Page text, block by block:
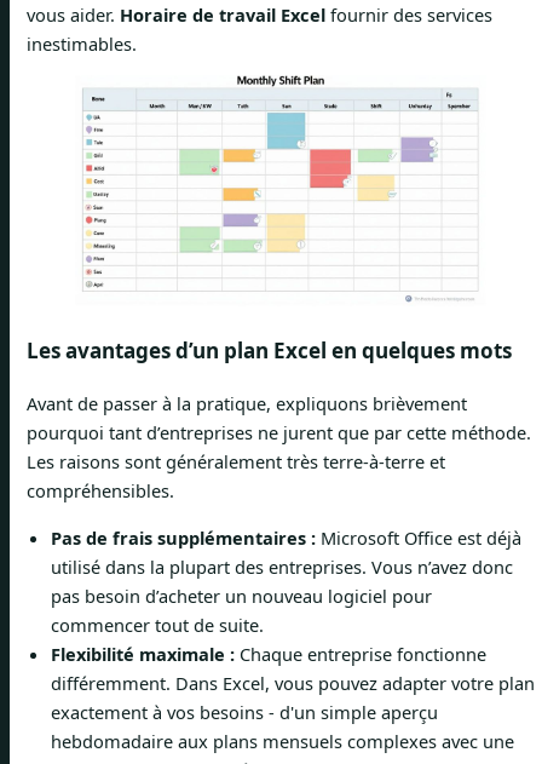
vous aider. Horaire de travail Excel fournir des services
inestimables.
Les avantages d’un plan Excel en quelques mots
Avant de passer à la pratique, expliquons brièvement
pourquoi tant d’entreprises ne jurent que par cette méthode.
Les raisons sont généralement très terre-à-terre et
compréhensibles.
Pas de frais supplémentaires : Microsoft Office est déjà
utilisé dans la plupart des entreprises. Vous n’avez donc
pas besoin d’acheter un nouveau logiciel pour
commencer tout de suite.
Flexibilité maximale : Chaque entreprise fonctionne
différemment. Dans Excel, vous pouvez adapter votre plan
exactement à vos besoins - d'un simple aperçu
hebdomadaire aux plans mensuels complexes avec une